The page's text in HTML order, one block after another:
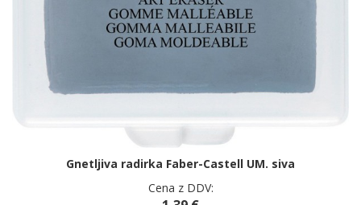
Gnetljiva radirka Faber-Castell UM. siva
Cena z DDV: